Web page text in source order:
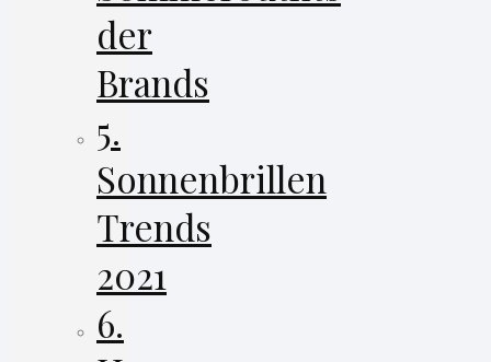
der
Brands
5.
Sonnenbrillen
Trends
2021
6.